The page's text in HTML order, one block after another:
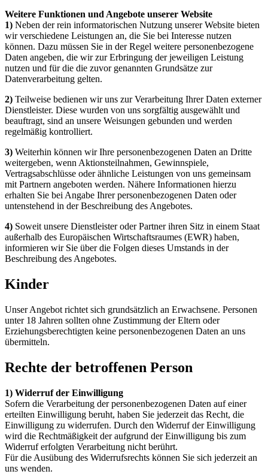
Weitere Funktionen und Angebote unserer Website
1) Neben der rein informatorischen Nutzung unserer Website bieten
wir verschiedene Leistungen an, die Sie bei Interesse nutzen
können. Dazu müssen Sie in der Regel weitere personenbezogene
Daten angeben, die wir zur Erbringung der jeweiligen Leistung
nutzen und für die die zuvor genannten Grundsätze zur
Datenverarbeitung gelten.
2) Teilweise bedienen wir uns zur Verarbeitung Ihrer Daten externer
Dienstleister. Diese wurden von uns sorgfältig ausgewählt und
beauftragt, sind an unsere Weisungen gebunden und werden
regelmäßig kontrolliert.
3) Weiterhin können wir Ihre personenbezogenen Daten an Dritte
weitergeben, wenn Aktionsteilnahmen, Gewinnspiele,
Vertragsabschlüsse oder ähnliche Leistungen von uns gemeinsam
mit Partnern angeboten werden. Nähere Informationen hierzu
erhalten Sie bei Angabe Ihrer personenbezogenen Daten oder
untenstehend in der Beschreibung des Angebotes.
4) Soweit unsere Dienstleister oder Partner ihren Sitz in einem Staat
außerhalb des Europäischen Wirtschaftsraumes (EWR) haben,
informieren wir Sie über die Folgen dieses Umstands in der
Beschreibung des Angebotes.
Kinder
Unser Angebot richtet sich grundsätzlich an Erwachsene. Personen
unter 18 Jahren sollten ohne Zustimmung der Eltern oder
Erziehungsberechtigten keine personenbezogenen Daten an uns
übermitteln.
Rechte der betroffenen Person
1) Widerruf der Einwilligung
Sofern die Verarbeitung der personenbezogenen Daten auf einer
erteilten Einwilligung beruht, haben Sie jederzeit das Recht, die
Einwilligung zu widerrufen. Durch den Widerruf der Einwilligung
wird die Rechtmäßigkeit der aufgrund der Einwilligung bis zum
Widerruf erfolgten Verarbeitung nicht berührt.
Für die Ausübung des Widerrufsrechts können Sie sich jederzeit an
uns wenden.